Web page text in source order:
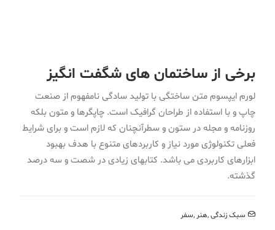
برخی از ساختمان های شگفت انگیز
لورم ایپسوم متن ساختگی با تولید سادگی نامفهوم از صنعت
چاپ و با استفاده از طراحان گرافیک است. چاپگرها و متون بلکه
روزنامه و مجله در ستون و سطرآنچنان که لازم است و برای شرایط
فعلی تکنولوژی مورد نیاز و کاربردهای متنوع با هدف بهبود
ابزارهای کاربردی می باشد. کتابهای زیادی در شصت و سه درصد
گذشته.
سبک زندگی ,هنر ,سفر